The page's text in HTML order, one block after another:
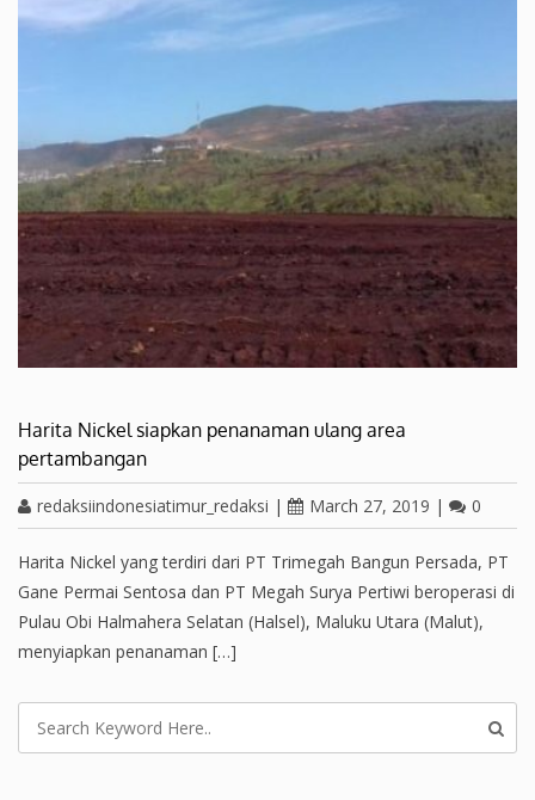
Harita Nickel siapkan penanaman ulang area
pertambangan
redaksiindonesiatimur_redaksi | March 27, 2019 | 0
Harita Nickel yang terdiri dari PT Trimegah Bangun Persada, PT
Gane Permai Sentosa dan PT Megah Surya Pertiwi beroperasi di
Pulau Obi Halmahera Selatan (Halsel), Maluku Utara (Malut),
menyiapkan penanaman […]